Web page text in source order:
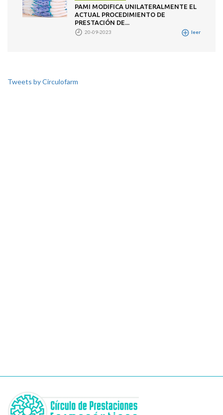
PAMI MODIFICA UNILATERALMENTE EL
ACTUAL PROCEDIMIENTO DE
PRESTACIÓN DE...
20-09-2023 leer
Tweets by Circulofarm